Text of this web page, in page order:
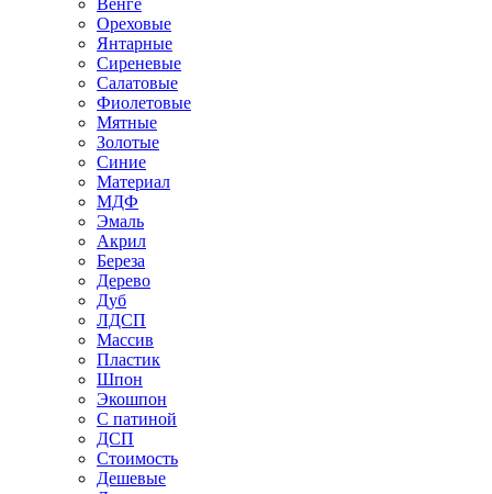
Венге
Ореховые
Янтарные
Сиреневые
Салатовые
Фиолетовые
Мятные
Золотые
Синие
Материал
МДФ
Эмаль
Акрил
Береза
Дерево
Дуб
ЛДСП
Массив
Пластик
Шпон
Экошпон
С патиной
ДСП
Стоимость
Дешевые